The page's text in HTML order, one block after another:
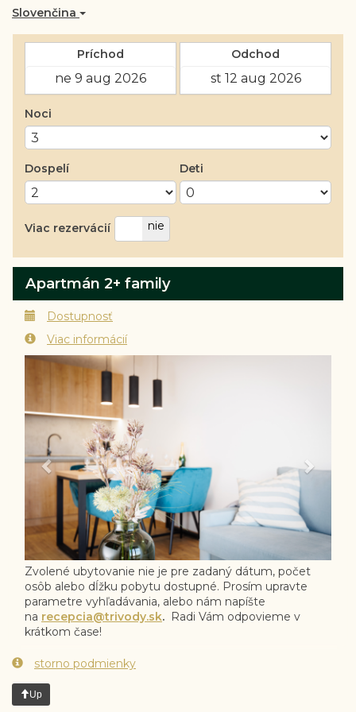
Slovenčina
Príchod Odchod
Noci
Dospelí Deti
Viac rezervácií
áno nie
Apartmán 2+ family
Dostupnosť
Viac informácií
Previous
Zvolené ubytovanie nie je pre zadaný dátum, počet
osôb alebo dĺžku pobytu dostupné. Prosím upravte
parametre vyhľadávania, alebo nám napíšte
na recepcia@trivody.sk. Radi Vám odpovieme v
krátkom čase!
storno podmienky
Up